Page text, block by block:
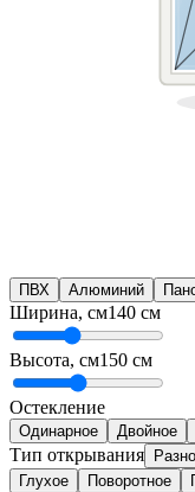
ПВХ Алюминий
Ширина, см140 см
Высота, см150 см
Остекление
Одинарное Двойное
Тип открывания
Глухое
Поворотное